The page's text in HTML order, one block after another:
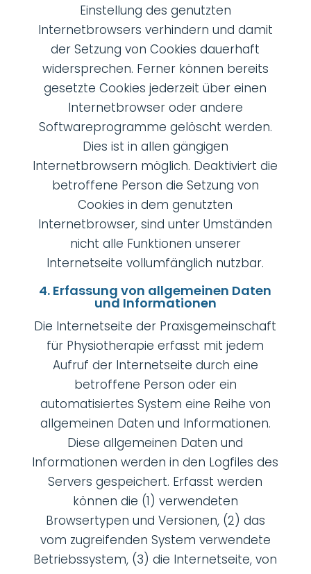
Einstellung des genutzten
Internetbrowsers verhindern und damit
der Setzung von Cookies dauerhaft
widersprechen. Ferner können bereits
gesetzte Cookies jederzeit über einen
Internetbrowser oder andere
Softwareprogramme gelöscht werden.
Dies ist in allen gängigen
Internetbrowsern möglich. Deaktiviert die
betroffene Person die Setzung von
Cookies in dem genutzten
Internetbrowser, sind unter Umständen
nicht alle Funktionen unserer
Internetseite vollumfänglich nutzbar.
4. Erfassung von allgemeinen Daten
und Informationen
Die Internetseite der Praxisgemeinschaft
für Physiotherapie erfasst mit jedem
Aufruf der Internetseite durch eine
betroffene Person oder ein
automatisiertes System eine Reihe von
allgemeinen Daten und Informationen.
Diese allgemeinen Daten und
Informationen werden in den Logfiles des
Servers gespeichert. Erfasst werden
können die (1) verwendeten
Browsertypen und Versionen, (2) das
vom zugreifenden System verwendete
Betriebssystem, (3) die Internetseite, von